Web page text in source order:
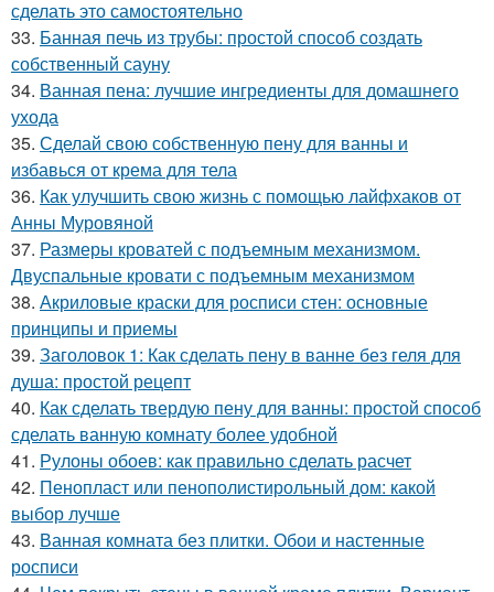
сделать это самостоятельно
33. Банная печь из трубы: простой способ создать
собственный сауну
34. Ванная пена: лучшие ингредиенты для домашнего
ухода
35. Сделай свою собственную пену для ванны и
избавься от крема для тела
36. Как улучшить свою жизнь с помощью лайфхаков от
Анны Муровяной
37. Размеры кроватей с подъемным механизмом.
Двуспальные кровати с подъемным механизмом
38. Акриловые краски для росписи стен: основные
принципы и приемы
39. Заголовок 1: Как сделать пену в ванне без геля для
душа: простой рецепт
40. Как сделать твердую пену для ванны: простой способ
сделать ванную комнату более удобной
41. Рулоны обоев: как правильно сделать расчет
42. Пенопласт или пенополистирольный дом: какой
выбор лучше
43. Ванная комната без плитки. Обои и настенные
росписи